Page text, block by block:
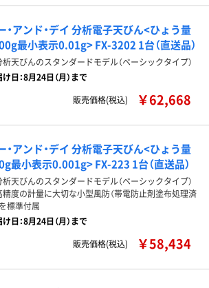
・アンド・デイ 分析電子天びん<ひょう量
最小表示0.01g> FX-3202 1台（直送品）
天びんのスタンダードモデル（ベーシックタイプ）
日：8月24日（月）まで
販売価格(税込)
￥62,668
・アンド・デイ 分析電子天びん<ひょう量
最小表示0.001g> FX-223 1台（直送品）
天びんのスタンダードモデル（ベーシックタイプ）
度の計量に大切な小型風防（帯電防止剤塗布処理済
標準付属
日：8月24日（月）まで
販売価格(税込)
￥58,434